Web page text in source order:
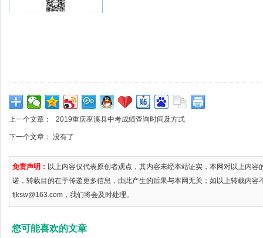
上一个文章： 2019重庆巫溪县中考成绩查询时间及方式
下一个文章： 没有了
免责声明： 以上内容仅代表原创者观点，其内容未经本站证实，本网对以上内
诺，转载目的在于传递更多信息，由此产生的后果与本网无关；如以上转载内容
fjksw@163.com，我们将会及时处理。
您可能喜欢的文章